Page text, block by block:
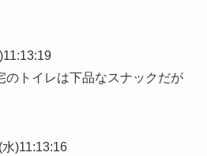
のトイレは下品なスナックだが
)11:13:16